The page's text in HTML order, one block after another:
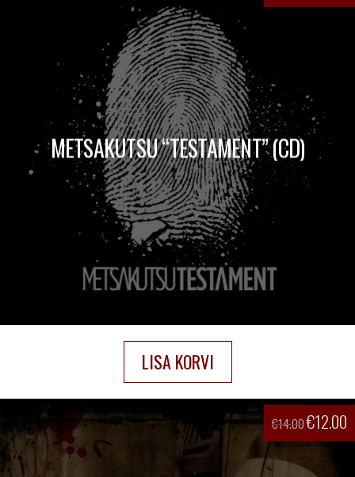
METSAKUTSU “TESTAMENT” (CD)
LISA KORVI
€14.00€12.00